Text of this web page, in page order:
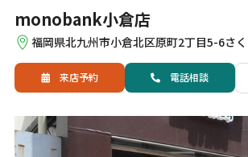
monobank小倉店
福岡県北九州市小倉北区原町2丁目5-6さ
来店予約 電話相談